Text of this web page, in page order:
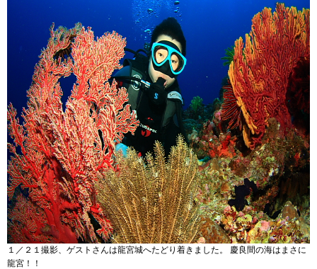
１／２１撮影、ゲストさんは龍宮城へたどり着きました。 慶良間の海はまさに
龍宮！！